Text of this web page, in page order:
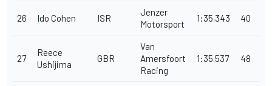
26 Ido Cohen ISR
Jenzer
Motorsport
1:35.343 40
27
Reece
Ushijima
GBR
Van
Amersfoort
Racing
1:35.537 48